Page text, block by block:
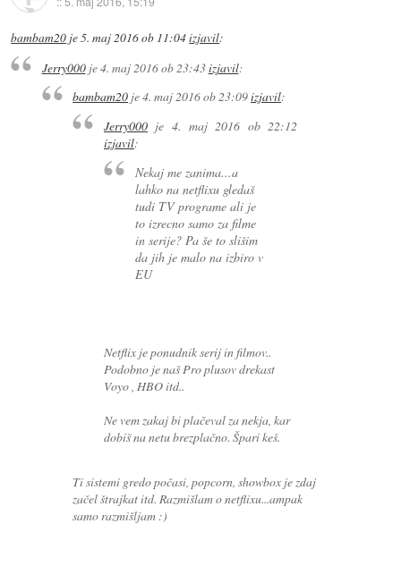
bambam20 je5. maj 2016 ob 11:04izjavil:
Jerry000je4. maj 2016 ob 23:43izjavil:
bambam20 je4. maj 2016 ob 23:09izjavil:
Jerry000je 4. maj 2016 ob 22:12
izjavil:
Nekaj me zanima...a
lahko na netflixu gledaš
tudi TV programe ali je
to izrecno samo za filme
in serije? Pa še to slišim
da jih je malo na izbiro v
EU
Netflix je ponudnik serij in filmov..
Podobno je naš Pro plusov drekast
Voyo , HBO itd..
Ne vem zakaj bi plačeval za nekja, kar
dobiš na netu brezplačno. Špari keš.
Ti sistemi gredo počasi, popcorn, showbox je zdaj
začel štrajkat itd. Razmišlam o netflixu...ampak
samo razmišljam :)